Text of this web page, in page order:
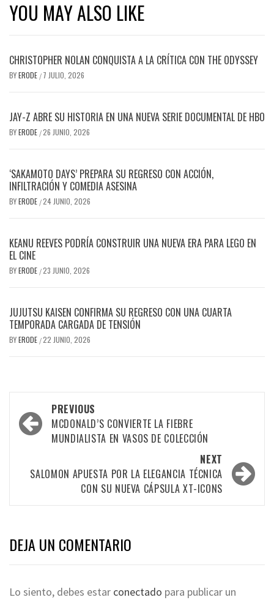
YOU MAY ALSO LIKE
CHRISTOPHER NOLAN CONQUISTA A LA CRÍTICA CON THE ODYSSEY
BYERODE / 7 JULIO, 2026
JAY-Z ABRE SU HISTORIA EN UNA NUEVA SERIE DOCUMENTAL DE HBO
BYERODE /26 JUNIO, 2026
‘SAKAMOTO DAYS’ PREPARA SU REGRESO CON ACCIÓN,
INFILTRACIÓN Y COMEDIA ASESINA
BYERODE /24 JUNIO, 2026
KEANU REEVES PODRÍA CONSTRUIR UNA NUEVA ERA PARA LEGO EN
EL CINE
BYERODE /23 JUNIO, 2026
JUJUTSU KAISEN CONFIRMA SU REGRESO CON UNA CUARTA
TEMPORADA CARGADA DE TENSIÓN
BYERODE /22 JUNIO, 2026
PREVIOUS
MCDONALD’S CONVIERTE LA FIEBRE
MUNDIALISTA EN VASOS DE COLECCIÓN
NEXT
SALOMON APUESTA POR LA ELEGANCIA TÉCNICA
CON SU NUEVA CÁPSULA XT-ICONS
DEJA UN COMENTARIO
Lo siento, debes estar conectado para publicar un